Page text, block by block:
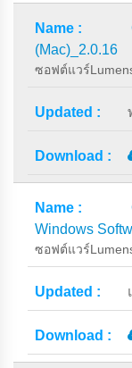
(Mac)_2.0.16
ซอฟต์แวร์
Windows
ซอฟต์แวร์